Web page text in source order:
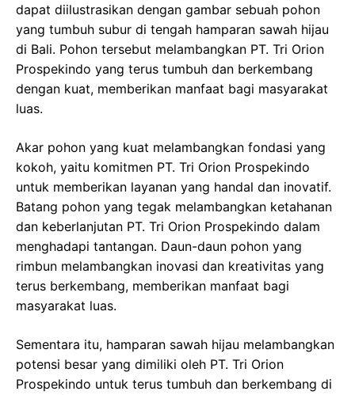
dapat diilustrasikan dengan gambar sebuah pohon
yang tumbuh subur di tengah hamparan sawah hijau
di Bali. Pohon tersebut melambangkan PT. Tri Orion
Prospekindo yang terus tumbuh dan berkembang
dengan kuat, memberikan manfaat bagi masyarakat
luas.
Akar pohon yang kuat melambangkan fondasi yang
kokoh, yaitu komitmen PT. Tri Orion Prospekindo
untuk memberikan layanan yang handal dan inovatif.
Batang pohon yang tegak melambangkan ketahanan
dan keberlanjutan PT. Tri Orion Prospekindo dalam
menghadapi tantangan. Daun-daun pohon yang
rimbun melambangkan inovasi dan kreativitas yang
terus berkembang, memberikan manfaat bagi
masyarakat luas.
Sementara itu, hamparan sawah hijau melambangkan
potensi besar yang dimiliki oleh PT. Tri Orion
Prospekindo untuk terus tumbuh dan berkembang di